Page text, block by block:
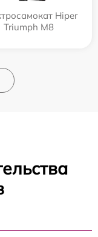
Hiper
Triumph M8